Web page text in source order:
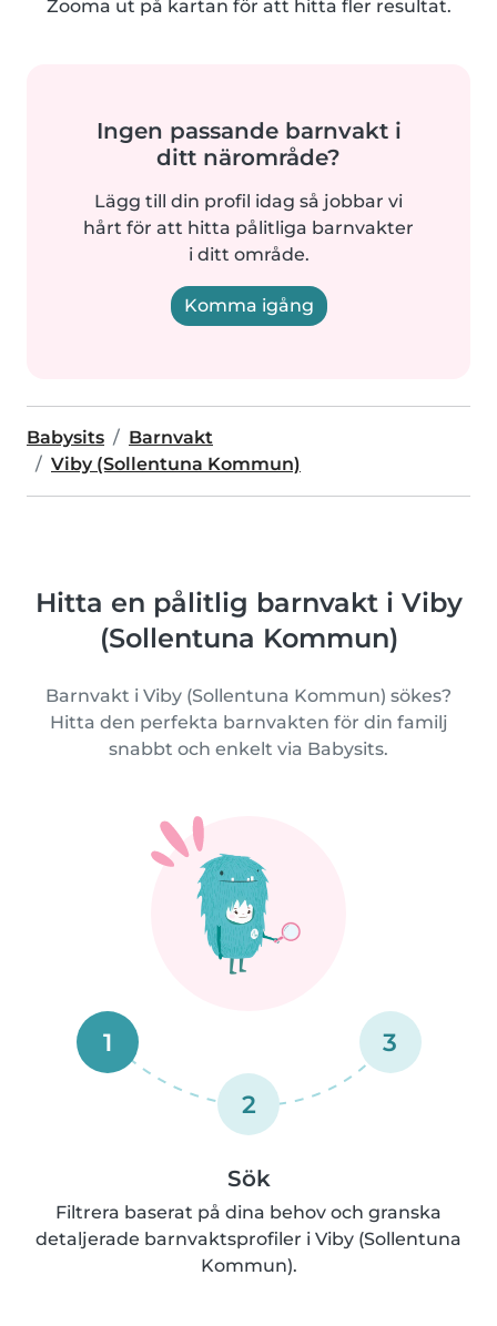
Zooma ut på kartan för att hitta fler resultat.
Ingen passande barnvakt i
ditt närområde?
Lägg till din profil idag så jobbar vi
hårt för att hitta pålitliga barnvakter
i ditt område.
Komma igång
Babysits
Barnvakt
Viby (Sollentuna Kommun)
Hitta en pålitlig barnvakt i Viby
(Sollentuna Kommun)
Barnvakt i Viby (Sollentuna Kommun) sökes?
Hitta den perfekta barnvakten för din familj
snabbt och enkelt via Babysits.
1
2
3
Sök
Filtrera baserat på dina behov och granska
detaljerade barnvaktsprofiler i Viby (Sollentuna
Kommun).